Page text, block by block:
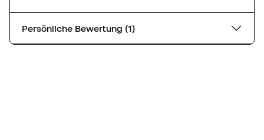
Persönliche Bewertung (1)